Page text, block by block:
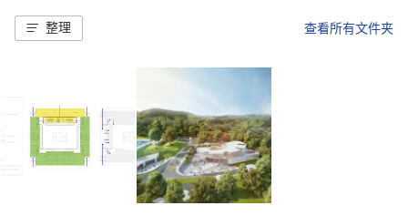
整理 查看所有文件夹